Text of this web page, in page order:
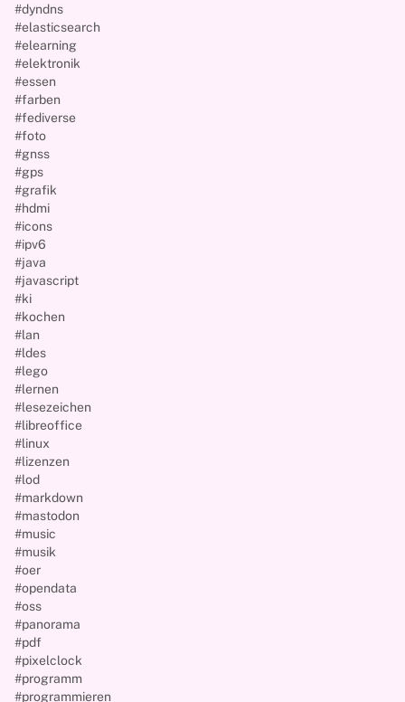
#dyndns
#elasticsearch
#elearning
#elektronik
#essen
#farben
#fediverse
#foto
#gnss
#gps
#grafik
#hdmi
#icons
#ipv6
#java
#javascript
#ki
#kochen
#lan
#ldes
#lego
#lernen
#lesezeichen
#libreoffice
#linux
#lizenzen
#lod
#markdown
#mastodon
#music
#musik
#oer
#opendata
#oss
#panorama
#pdf
#pixelclock
#programm
#programmieren